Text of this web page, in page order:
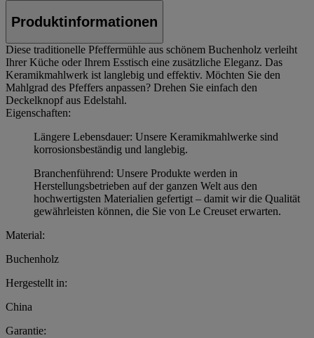
Produktinformationen
Diese traditionelle Pfeffermühle aus schönem Buchenholz verleiht
Ihrer Küche oder Ihrem Esstisch eine zusätzliche Eleganz. Das
Keramikmahlwerk ist langlebig und effektiv. Möchten Sie den
Mahlgrad des Pfeffers anpassen? Drehen Sie einfach den
Deckelknopf aus Edelstahl.
Eigenschaften:
Längere Lebensdauer: Unsere Keramikmahlwerke sind
korrosionsbeständig und langlebig.
Branchenführend: Unsere Produkte werden in
Herstellungsbetrieben auf der ganzen Welt aus den
hochwertigsten Materialien gefertigt – damit wir die Qualität
gewährleisten können, die Sie von Le Creuset erwarten.
Material:
Buchenholz
Hergestellt in:
China
Garantie: